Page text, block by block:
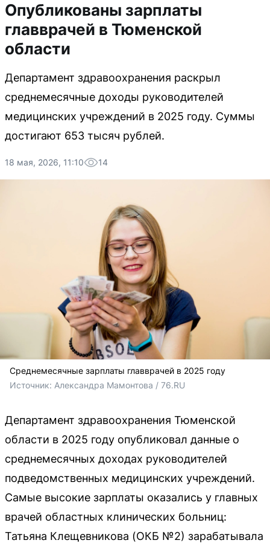
Опубликованы зарплаты
главврачей в Тюменской
области
Департамент здравоохранения раскрыл
среднемесячные доходы руководителей
медицинских учреждений в 2025 году. Суммы
достигают 653 тысяч рублей.
18 мая, 2026, 11:10 14
Среднемесячные зарплаты главврачей в 2025 году
Источник: Александра Мамонтова / 76.RU
Департамент здравоохранения Тюменской
области в 2025 году опубликовал данные о
среднемесячных доходах руководителей
подведомственных медицинских учреждений.
Самые высокие зарплаты оказались у главных
врачей областных клинических больниц:
Татьяна Клещевникова (ОКБ №2) зарабатывала